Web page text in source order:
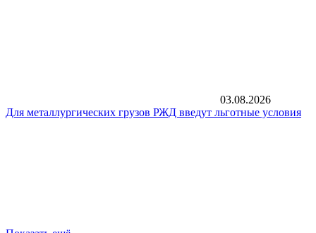
03.08.2026
Для металлургических грузов РЖД введут льготные условия